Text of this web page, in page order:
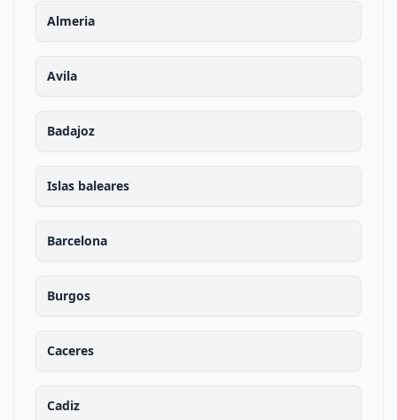
Almeria
Avila
Badajoz
Islas baleares
Barcelona
Burgos
Caceres
Cadiz